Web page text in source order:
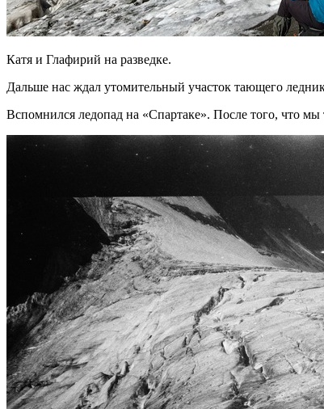
Катя и Глафирий на разведке.
Дальше нас ждал утомительный участок тающего
Вспомнился ледопад на «Спартаке». После того, что